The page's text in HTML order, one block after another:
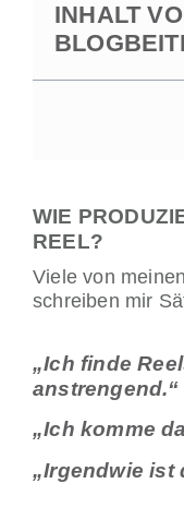
INHALT
WIE
REEL?
Viele von
schreiben mir
„Ich finde
anstrengend.“
„Ich komme
„Irgendwie ist